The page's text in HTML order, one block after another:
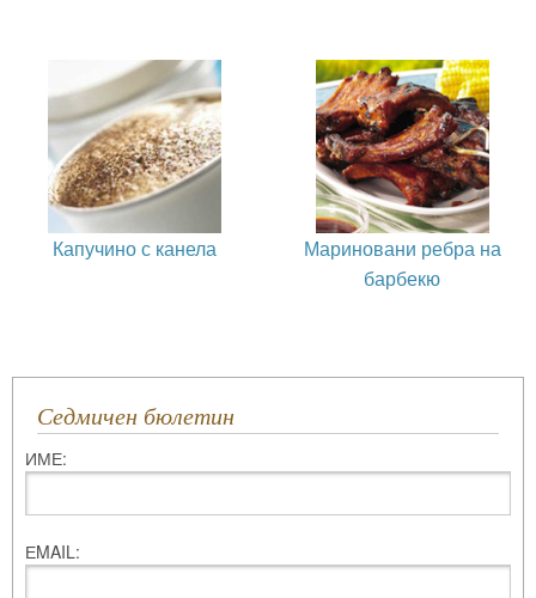
Капучино с канела
Мариновани ребра на
барбекю
Седмичен бюлетин
ИМЕ:
ЕMAIL: